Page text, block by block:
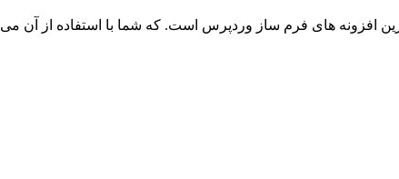
افزونه های فرم ساز وردپرس است. که شما با استفاده از آن می